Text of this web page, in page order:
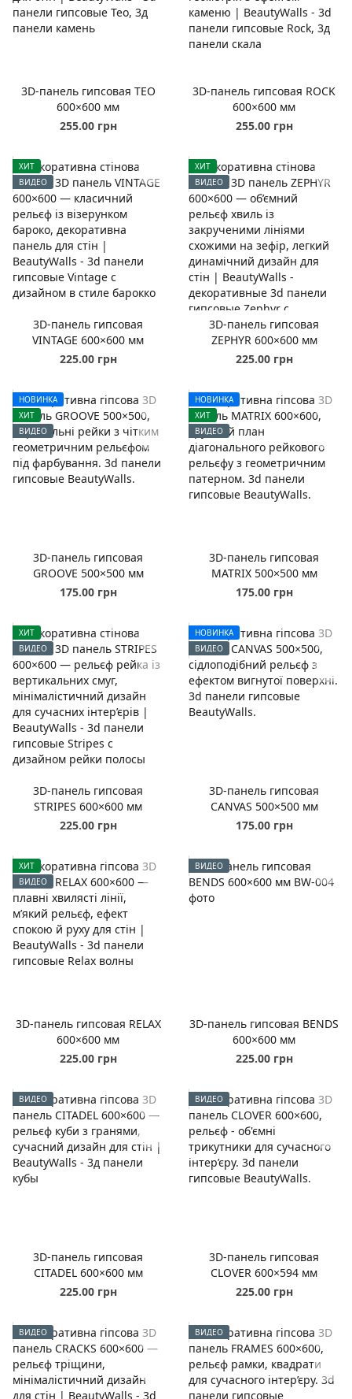
3D-панель гипсовая TEO
600×600 мм
255.00 грн
3D-панель гипсовая ROCK
600×600 мм
255.00 грн
ХИТ
ВИДЕО
3D-панель гипсовая
VINTAGE 600×600 мм
225.00 грн
ХИТ
ВИДЕО
3D-панель гипсовая
ZEPHYR 600×600 мм
225.00 грн
НОВИНКА
ХИТ
ВИДЕО
3D-панель гипсовая
GROOVE 500×500 мм
175.00 грн
НОВИНКА
ХИТ
ВИДЕО
3D-панель гипсовая
MATRIX 500×500 мм
175.00 грн
ХИТ
ВИДЕО
3D-панель гипсовая
STRIPES 600×600 мм
225.00 грн
НОВИНКА
ВИДЕО
3D-панель гипсовая
CANVAS 500×500 мм
175.00 грн
ХИТ
ВИДЕО
3D-панель гипсовая RELAX
600×600 мм
225.00 грн
ВИДЕО
3D-панель гипсовая BENDS
600×600 мм
225.00 грн
ВИДЕО
3D-панель гипсовая
CITADEL 600×600 мм
225.00 грн
ВИДЕО
3D-панель гипсовая
CLOVER 600×594 мм
225.00 грн
ВИДЕО ВИДЕО